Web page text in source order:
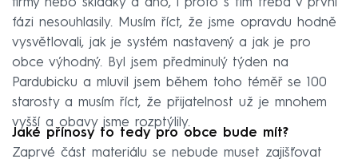
fázi nesouhlasily. Musím říct, že jsme opravdu hodně
vysvětlovali, jak je systém nastavený a jak je pro
obce výhodný. Byl jsem předminulý týden na
Pardubicku a mluvil jsem během toho téměř se 100
starosty a musím říct, že přijatelnost už je mnohem
vyšší a obavy jsme rozptýlily.
Jaké přínosy to tedy pro obce bude mít?
Zaprvé část materiálu se nebude muset zajišťovat